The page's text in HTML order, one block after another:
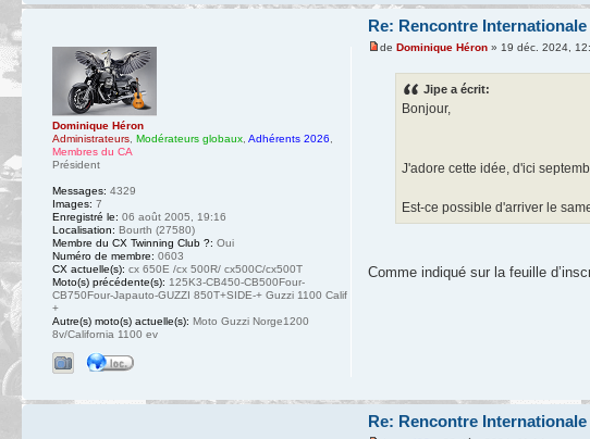
Re: Rencontre
deDominique Héron » 19 déc. 2024,
Jipe a écrit:
Bonjour,
J'adore cette idée, d'ici
Est-ce possible d'arriver le
Comme indiqué sur la feuille
Dominique Héron
Administrateurs Modérateurs globaux Adhérents 2026
Membres du CA
Président
Messages: 4329
Images: 7
Enregistré le: 06 août 2005, 19:16
Localisation: Bourth (27580)
Membre du CX Twinning Club ?: Oui
Numéro de membre: 0603
CX actuelle(s): cx 650E /cx 500R/ cx500C/cx500T
Moto(s) précédente(s): 125K3-CB450-CB500Four-
CB750Four-Japauto-GUZZI 850T+SIDE-+ Guzzi 1100 Calif
+
Autre(s) moto(s) actuelle(s): Moto Guzzi Norge1200
8v/California 1100 ev
Re: Rencontre